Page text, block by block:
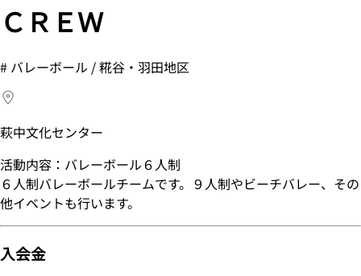
ＣＲＥＷ
# バレーボール / 糀谷・羽田地区
萩中文化センター
活動内容：バレーボール６人制
６人制バレーボールチームです。９人制やビーチバレー、その
他イベントも行います。
入会金